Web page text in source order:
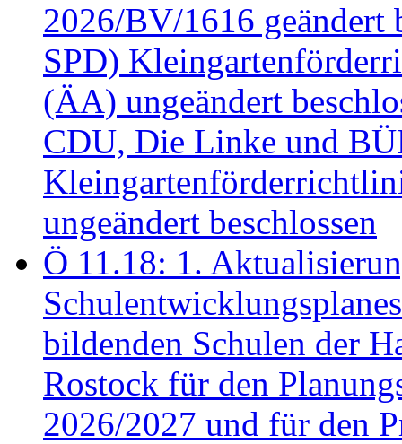
2026/BV/1616 geändert
SPD)
(ÄA) ungeändert
CDU, Die Linke und
ungeändert beschlossen
Ö 11.18: 1.
bildenden Schulen der
Rostock für den
2026/2027 und für den